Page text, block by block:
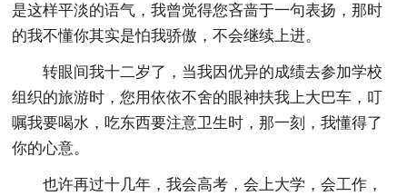
是这样平淡的语气，我曾觉得您吝啬于一句表扬，那时
的我不懂你其实是怕我骄傲，不会继续上进。
转眼间我十二岁了，当我因优异的成绩去参加学校
组织的旅游时，您用依依不舍的眼神扶我上大巴车，叮
嘱我要喝水，吃东西要注意卫生时，那一刻，我懂得了
你的心意。
也许再过十几年，我会高考，会上大学，会工作，